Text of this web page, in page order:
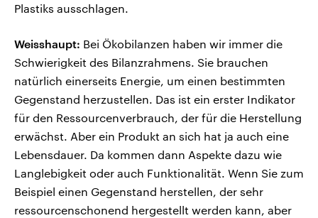
Plastiks ausschlagen.
Weisshaupt: Bei Ökobilanzen haben wir immer die
Schwierigkeit des Bilanzrahmens. Sie brauchen
natürlich einerseits Energie, um einen bestimmten
Gegenstand herzustellen. Das ist ein erster Indikator
für den Ressourcenverbrauch, der für die Herstellung
erwächst. Aber ein Produkt an sich hat ja auch eine
Lebensdauer. Da kommen dann Aspekte dazu wie
Langlebigkeit oder auch Funktionalität. Wenn Sie zum
Beispiel einen Gegenstand herstellen, der sehr
ressourcenschonend hergestellt werden kann, aber